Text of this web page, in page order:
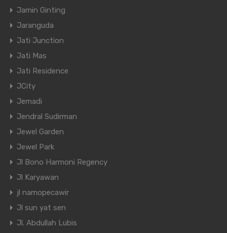
Jamin Ginting
Jaranguda
Jati Junction
Jati Mas
Jati Residence
JCity
Jemadi
Jendral Sudirman
Jewel Garden
Jewel Park
Jl Bono Harmoni Regency
Jl Karyawan
jl namopecawir
Jl sun yat sen
Jl. Abdullah Lubis